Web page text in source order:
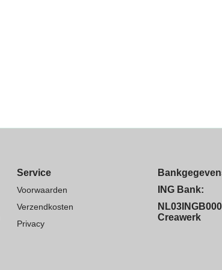
Service
Voorwaarden
Verzendkosten
Privacy
ING Bank:
Creawerk